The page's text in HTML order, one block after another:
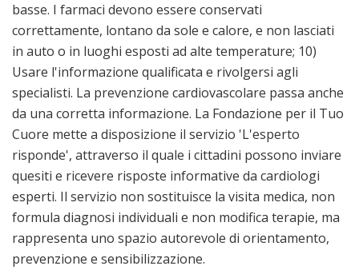
basse. I farmaci devono essere conservati
correttamente, lontano da sole e calore, e non lasciati
in auto o in luoghi esposti ad alte temperature; 10)
Usare l'informazione qualificata e rivolgersi agli
specialisti. La prevenzione cardiovascolare passa anche
da una corretta informazione. La Fondazione per il Tuo
Cuore mette a disposizione il servizio 'L'esperto
risponde', attraverso il quale i cittadini possono inviare
quesiti e ricevere risposte informative da cardiologi
esperti. Il servizio non sostituisce la visita medica, non
formula diagnosi individuali e non modifica terapie, ma
rappresenta uno spazio autorevole di orientamento,
prevenzione e sensibilizzazione.